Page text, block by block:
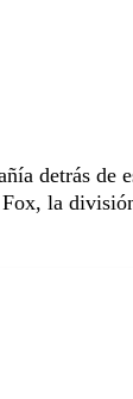
detrás de
Fox, la